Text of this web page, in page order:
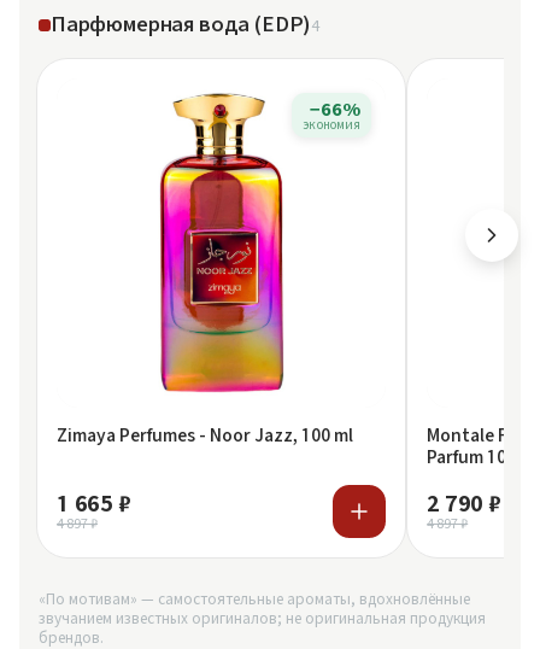
Парфюмерная вода (EDP)4
−66%
экономия
Zimaya Perfumes - Noor Jazz, 100 ml
1 665 ₽
4 897 ₽
Montale
Parfum 100 ml
2 790 ₽
4 897 ₽
«По мотивам» — самостоятельные ароматы, вдохновлённые
звучанием известных оригиналов; не оригинальная продукция
брендов.